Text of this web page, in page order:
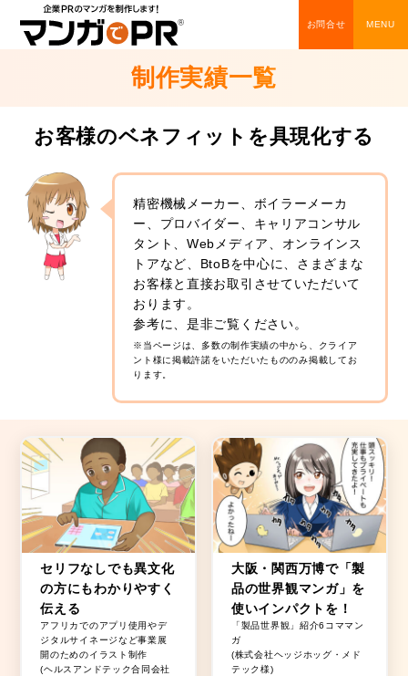
お問合せ
制作実績一覧
お客様のベネフィットを具現化する
精密機械メーカー、ボイラーメーカ
ー、プロバイダー、キャリアコンサル
タント、Webメディア、オンラインス
トアなど、BtoBを中心に、さまざまな
お客様と直接お取引させていただいて
おります。
参考に、是非ご覧ください。
※当ページは、多数の制作実績の中から、クライア
ント様に掲載許諾をいただいたもののみ掲載してお
ります。
セリフなしでも異文化
の方にもわかりやすく
伝える
アフリカでのアプリ使用やデ
ジタルサイネージなど事業展
開のためのイラスト制作
(ヘルスアンドテック合同会社
大阪・関西万博で「製
品の世界観マンガ」を
使いインパクトを！
「製品世界観」紹介6コママン
ガ
(株式会社ヘッジホッグ・メド
テック様)